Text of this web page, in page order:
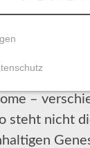
uns
und Seele
–
steht nicht